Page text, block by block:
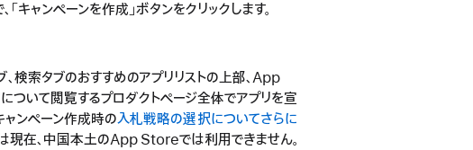
キャンペーンを作成」ボタンをクリックします。
検索タブのおすすめのアプリリストの上部、App
ついて閲覧するプロダクトページ全体でアプリを宣
ャンペーン作成時の入札戦略の選択についてさらに
現在、中国本土のApp Storeでは利用できません。